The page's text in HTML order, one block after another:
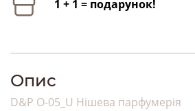
1 + 1 = подарунок!
Опис
D&P O-05_U Нішева парфумерія